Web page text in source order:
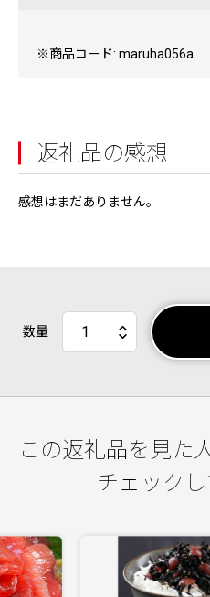
※商品コード: maruha056a
返礼品の感想
感想はまだありません。
数量
この返礼品を見た
チェックし